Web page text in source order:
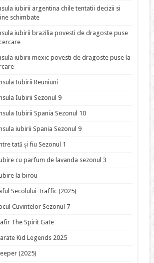
iubirii argentina chile tentatii decizii si
schimbate
iubirii brazilia povesti de dragoste puse
iubirii mexic povesti de dragoste puse la
Iubirii Reuniuni
Iubirii Sezonul 9
Iubirii Spania Sezonul 10
iubirii Spania Sezonul 9
tată și fiu Sezonul 1
cu parfum de lavanda sezonul 3
la birou
Secolului Traffic (2025)
Cuvintelor Sezonul 7
The Spirit Gate
Kid Legends 2025
(2025)